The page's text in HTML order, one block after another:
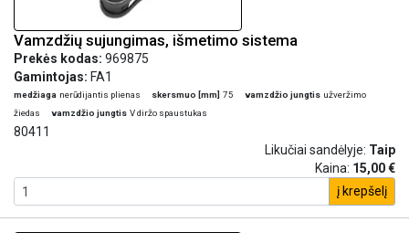
Vamzdžių sujungimas, išmetimo sistema
Prekės kodas: 969875
Gamintojas: FA1
medžiaga nerūdijantis plienas skersmuo [mm] 75 vamzdžio jungtis užveržimo
žiedas
vamzdžio jungtis V diržo spaustukas
80411
Likučiai sandėlyje: Taip
Kaina: 15,00 €
į krepšelį